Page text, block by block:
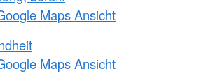
Maps Ansicht
Maps Ansicht